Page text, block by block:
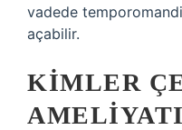
vadede
açabilir.
KIMLER